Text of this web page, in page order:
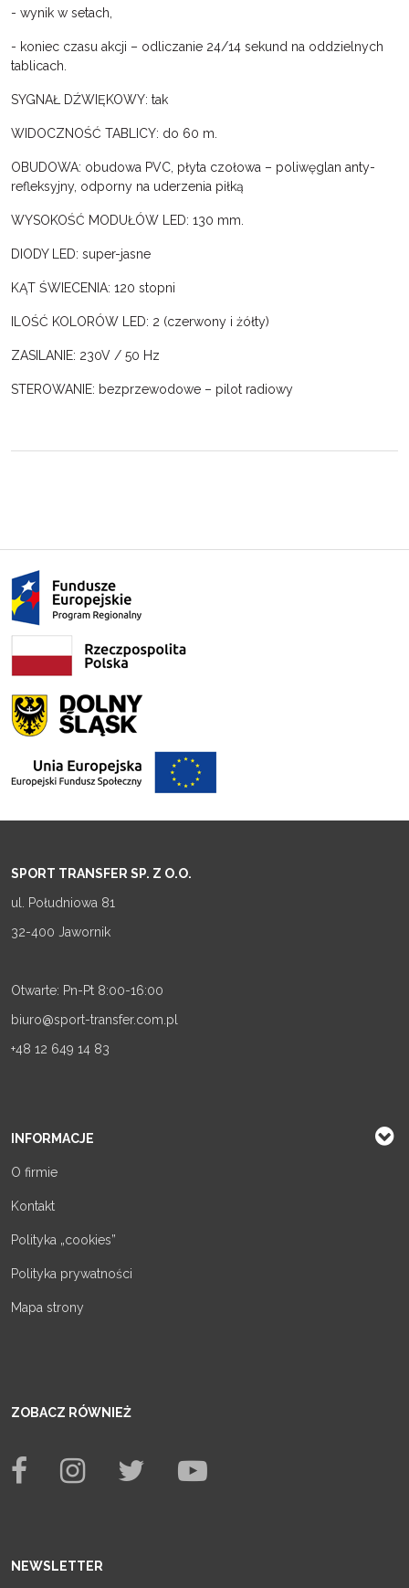
- wynik w setach,
- koniec czasu akcji – odliczanie 24/14 sekund na oddzielnych
tablicach.
SYGNAŁ DŹWIĘKOWY: tak
WIDOCZNOŚĆ TABLICY: do 60 m.
OBUDOWA: obudowa PVC, płyta czołowa – poliwęglan anty-
refleksyjny, odporny na uderzenia piłką
WYSOKOŚĆ MODUŁÓW LED: 130 mm.
DIODY LED: super-jasne
KĄT ŚWIECENIA: 120 stopni
ILOŚĆ KOLORÓW LED: 2 (czerwony i żółty)
ZASILANIE: 230V / 50 Hz
STEROWANIE: bezprzewodowe – pilot radiowy
SPORT TRANSFER SP. Z O.O.
ul. Południowa 81
32-400 Jawornik
Otwarte: Pn-Pt 8:00-16:00
biuro@sport-transfer.com.pl
+48 12 649 14 83
INFORMACJE
O firmie
Kontakt
Polityka „cookies”
Polityka prywatności
Mapa strony
ZOBACZ RÓWNIEŻ
NEWSLETTER